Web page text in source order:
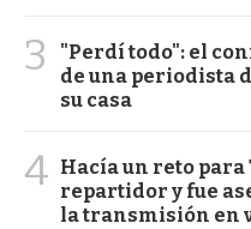
3
"Perdí todo": el
de una periodista
su casa
4 Hacía un reto
repartidor y fue
la transmisión en